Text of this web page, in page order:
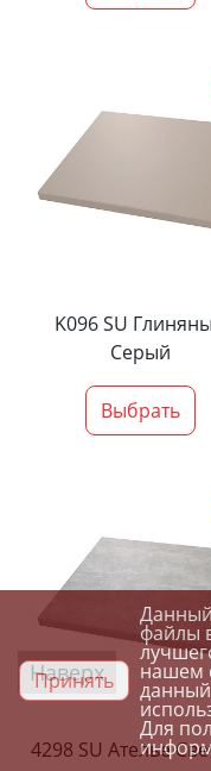
K096 SU
Серый
Выбрать
4298 SU Ателье
Наверх
Принять
Данный
файлы
нашем
данный
Для